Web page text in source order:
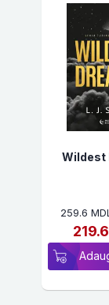
Wildest
259.6 MDL